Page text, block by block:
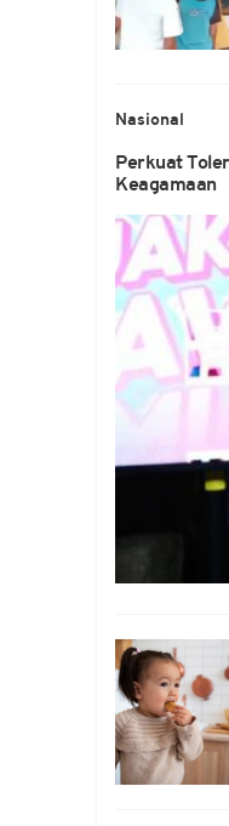
Nasional
Perkuat
Keagamaan